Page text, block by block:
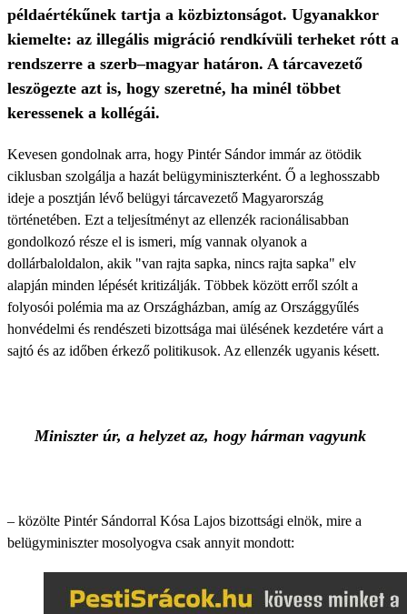
példaértékűnek tartja a közbiztonságot. Ugyanakkor
kiemelte: az illegális migráció rendkívüli terheket rótt a
rendszerre a szerb–magyar határon. A tárcavezető
leszögezte azt is, hogy szeretné, ha minél többet
keressenek a kollégái.
Kevesen gondolnak arra, hogy Pintér Sándor immár az ötödik
ciklusban szolgálja a hazát belügyminiszterként. Ő a leghosszabb
ideje a posztján lévő belügyi tárcavezető Magyarország
történetében. Ezt a teljesítményt az ellenzék racionálisabban
gondolkozó része el is ismeri, míg vannak olyanok a
dollárbaloldalon, akik "van rajta sapka, nincs rajta sapka" elv
alapján minden lépését kritizálják. Többek között erről szólt a
folyosói polémia ma az Országházban, amíg az Országgyűlés
honvédelmi és rendészeti bizottsága mai ülésének kezdetére várt a
sajtó és az időben érkező politikusok. Az ellenzék ugyanis késett.
Miniszter úr, a helyzet az, hogy hárman vagyunk
– közölte Pintér Sándorral Kósa Lajos bizottsági elnök, mire a
belügyminiszter mosolyogva csak annyit mondott: